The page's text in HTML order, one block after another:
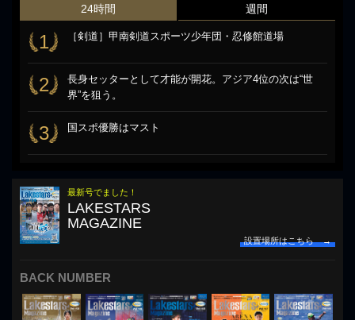
24時間
1 ［剣道］甲南剣道スポーツ少年団・忍修館道場
2
長身セッターとして才能が開花。アジア4位の次は“世
界”を狙う。
3 国スポ優勝はマスト
週間
最新号でました！
LAKESTARS
MAGAZINE
設置場所はこちら →
BACK NUMBER